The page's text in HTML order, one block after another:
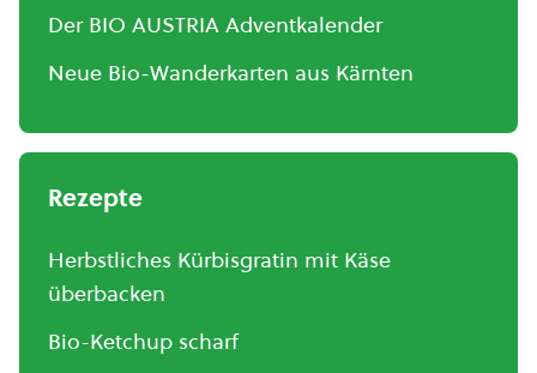
Der BIO AUSTRIA Adventkalender
Neue Bio-Wanderkarten aus Kärnten
Rezepte
Herbstliches Kürbisgratin mit Käse
überbacken
Bio-Ketchup scharf